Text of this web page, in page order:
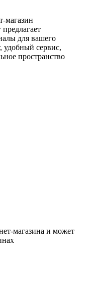
магазин
для вашего
удобный сервис,
пространство
магазина и может